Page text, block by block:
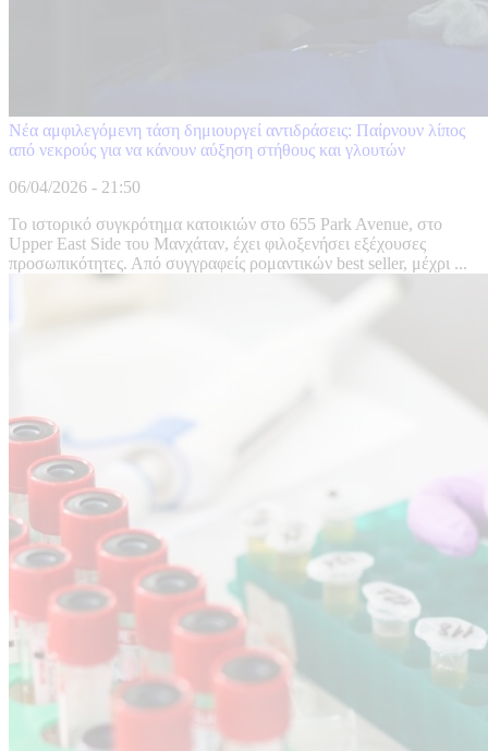
Νέα αμφιλεγόμενη τάση δημιουργεί αντιδράσεις: Παίρνουν λίπος
από νεκρούς για να κάνουν αύξηση στήθους και γλουτών
06/04/2026 - 21:50
Το ιστορικό συγκρότημα κατοικιών στο 655 Park Avenue, στο
Upper East Side του Μανχάταν, έχει φιλοξενήσει εξέχουσες
προσωπικότητες. Από συγγραφείς ρομαντικών best seller, μέχρι ...